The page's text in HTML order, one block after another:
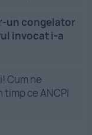
un congelator
invocat i-a
Cum ne
ce ANCPI